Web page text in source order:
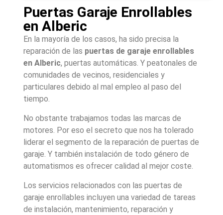
Puertas Garaje Enrollables
en Alberic
En la mayoría de los casos, ha sido precisa la
reparación de las puertas de garaje enrollables
en Alberic, puertas automáticas. Y peatonales de
comunidades de vecinos, residenciales y
particulares debido al mal empleo al paso del
tiempo.
No obstante trabajamos todas las marcas de
motores. Por eso el secreto que nos ha tolerado
liderar el segmento de la reparación de puertas de
garaje. Y también instalación de todo género de
automatismos es ofrecer calidad al mejor coste.
Los servicios relacionados con las puertas de
garaje enrollables incluyen una variedad de tareas
de instalación, mantenimiento, reparación y